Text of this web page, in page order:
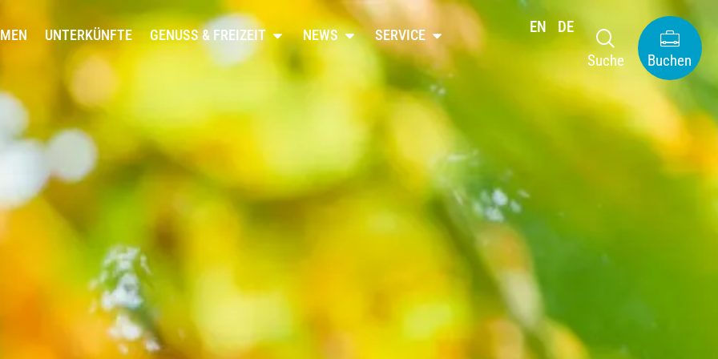
UNTERKÜNFTE GENUSS & FREIZEIT NEWS SERVICE EN
DE
Suche
Buchen